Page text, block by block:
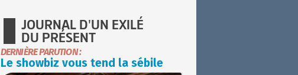
JOURNAL D'UN EXILÉ
DU PRÉSENT
DERNIÈRE PARUTION :
Le showbiz vous tend la sébile